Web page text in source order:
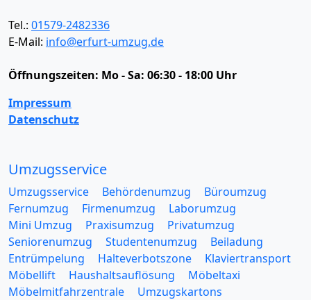
Tel.: 01579-2482336
E-Mail: info@erfurt-umzug.de
Öffnungszeiten: Mo - Sa: 06:30 - 18:00 Uhr
Impressum
Datenschutz
Umzugsservice
Umzugsservice Behördenumzug
Büroumzug
Fernumzug
Firmenumzug
Laborumzug
Mini Umzug
Praxisumzug
Privatumzug
Seniorenumzug
Studentenumzug
Beiladung
Entrümpelung
Halteverbotszone
Klaviertransport
Möbellift
Haushaltsauflösung
Möbeltaxi
Möbelmitfahrzentrale
Umzugskartons